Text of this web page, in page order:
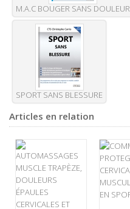
M.A.C BOUGER SANS DOULEUR
SPORT SANS BLESSURE
Articles en relation